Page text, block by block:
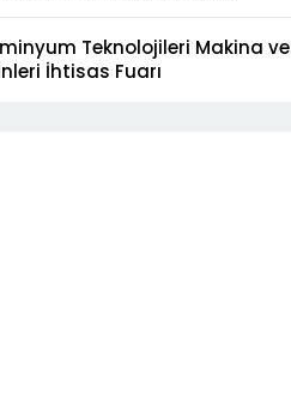
Teknolojileri Makina ve
İhtisas Fuarı